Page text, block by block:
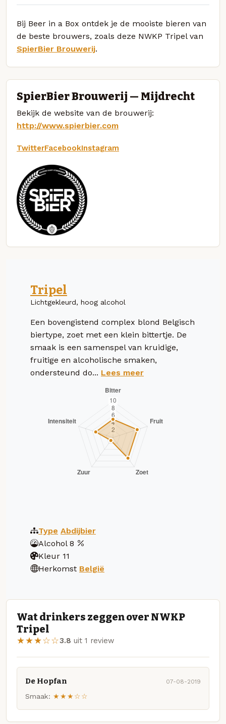
Bij Beer in a Box ontdek je de mooiste bieren van
de beste brouwers, zoals deze NWKP Tripel van
SpierBier Brouwerij.
SpierBier Brouwerij — Mijdrecht
Bekijk de website van de brouwerij:
http://www.spierbier.com
TwitterFacebookInstagram
Tripel
Lichtgekleurd, hoog alcohol
Een bovengistend complex blond Belgisch
biertype, zoet met een klein bittertje. De
smaak is een samenspel van kruidige,
fruitige en alcoholische smaken,
ondersteund do... Lees meer
Type Abdijbier
Alcohol 8
Kleur 11
Herkomst België
Wat drinkers zeggen over NWKP
Tripel
★★★☆☆3.8 uit 1 review
De Hopfan 07-08-2019
Smaak: ★★★☆☆